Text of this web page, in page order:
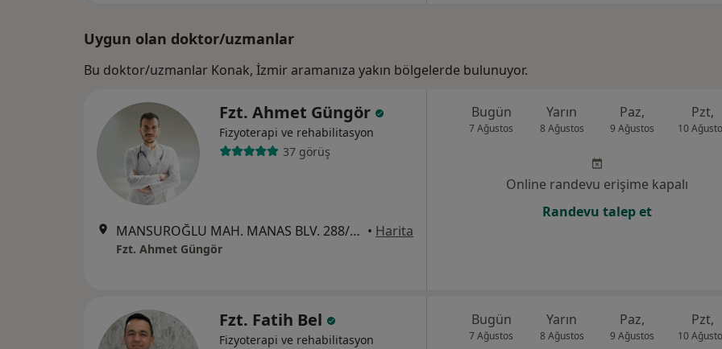
Uygun olan doktor/uzmanlar
Bu doktor/uzmanlar Konak, İzmir aramanıza yakın bölgelerde bulunuyor.
Fzt. Ahmet Güngör
Fizyoterapi ve rehabilitasyon
37 görüş
MANSUROĞLU MAH. MANAS BLV. 288/4 NO:9/1 AVCILAR EXCLUSİVE A BLOK KAT:6 D:119 BAYRAKLI, İzmir • Harita
Fzt. Ahmet Güngör
Bugün
7 Ağustos
Yarın
8 Ağustos
Paz,
9 Ağustos
Pzt,
10
Online randevu erişime kapalı
Randevu talep et
Fzt. Fatih Bel
Fizyoterapi ve rehabilitasyon
Bugün
7 Ağustos
Yarın
8 Ağustos
Paz,
9 Ağustos
Pzt,
10